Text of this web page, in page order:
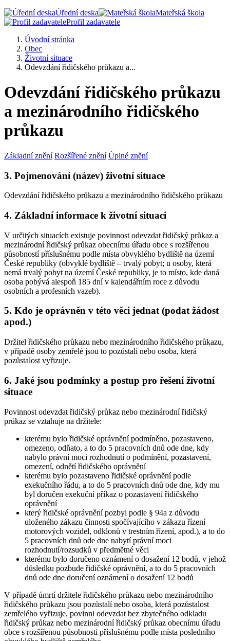
Úřední deska
Mateřská škola
Profil zadavatele
Úvodní stránka
Obec
Životní situace
Odevzdání řidičského průkazu a...
Odevzdání řidičského průkazu
a mezinárodního řidičského
průkazu
Základní znění Rozšířené znění Úplné znění
3. Pojmenování (název) životní situace
Odevzdání řidičského průkazu a mezinárodního řidičského průkazu
4. Základní informace k životní situaci
V určitých situacích existuje povinnost odevzdat řidičský průkaz a
mezinárodní řidičský průkaz obecnímu úřadu obce s rozšířenou
působností příslušnému podle místa obvyklého bydliště na území
České republiky (obvyklé bydliště – trvalý pobyt; u osoby, která
nemá trvalý pobyt na území České republiky, je to místo, kde daná
osoba pobývá alespoň 185 dní v kalendářním roce z důvodu
osobních a profesních vazeb).
5. Kdo je oprávněn v této věci jednat (podat žádost
apod.)
Držitel řidičského průkazu nebo mezinárodního řidičského průkazu,
v případě osoby zemřelé jsou to pozůstalí nebo osoba, která
pozůstalost vyřizuje.
6. Jaké jsou podmínky a postup pro řešení životní
situace
Povinnost odevzdat řidičský průkaz nebo mezinárodní řidičský
průkaz se vztahuje na držitele:
kterému bylo řidičské oprávnění podmíněno, pozastaveno,
omezeno, odňato, a to do 5 pracovních dnů ode dne, kdy
nabylo právní moci rozhodnutí o podmínění, pozastavení,
omezení, odnětí řidičského oprávnění
kterému bylo pozastaveno řidičské oprávnění podle
exekučního řádu, a to do 5 pracovních dnů ode dne, kdy mu
byl doručen exekuční příkaz o pozastavení řidičského
oprávnění
který řidičské oprávnění pozbyl podle § 94a z důvodu
uloženého zákazu činnosti spočívajícího v zákazu řízení
motorových vozidel, odklonů v trestním řízení, apod.), a to do
5 pracovních dnů ode dne nabytí právní moci
rozhodnutí/rozsudků v předmětné věci
kterému bylo doručeno oznámení o dosažení 12 bodů, v jehož
důsledku pozbude řidičské oprávnění, a to do 5 pracovních
dnů ode dne doručení oznámení o dosažení 12 bodů
V případě úmrtí držitele řidičského průkazu nebo mezinárodního
řidičského průkazu jsou pozůstalí nebo osoba, která pozůstalost
zemřelého vyřizuje, povinni odevzdat bez zbytečného odkladu
řidičský průkaz nebo mezinárodní řidičský průkaz obecnímu úřadu
obce s rozšířenou působností příslušnému podle místa posledního